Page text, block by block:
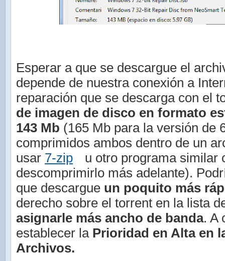
Esperar a que se descargue el
depende de nuestra conexión a
reparación que se descarga con el
de imagen de disco en formato
143 Mb (165 Mb para la versión de
comprimidos ambos dentro de un
usar 7-zip
u otro programa similar
descomprimirlo más adelante).
que descargue un poquito más
derecho sobre el torrent en la lista
asignarle más ancho de banda. A
establecer la Prioridad en Alta en
Archivos.